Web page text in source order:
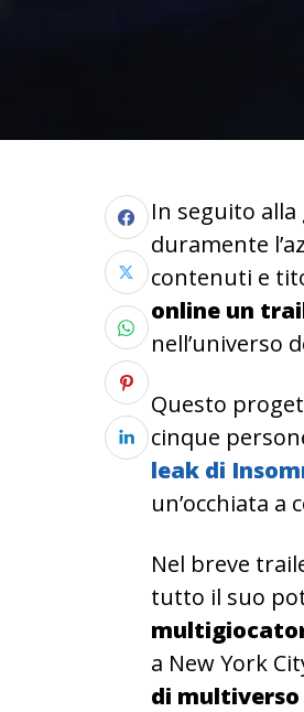
In seguito alla
duramente
contenuti e
online un
nell’universo
Questo
cinque
leak di
un’occhiata
Nel breve
tutto il suo
a New York
di